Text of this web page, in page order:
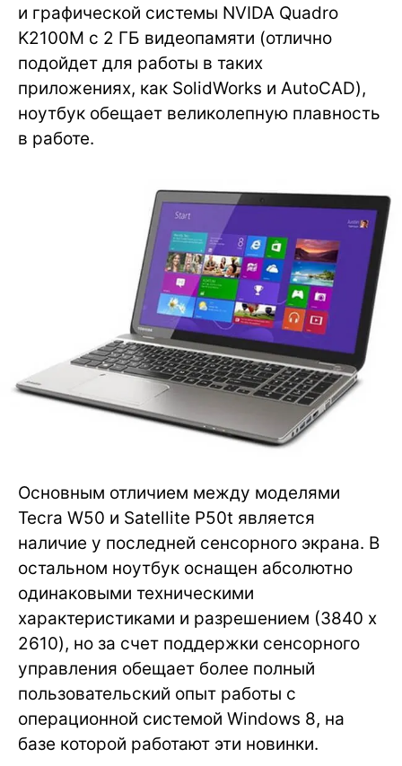
и графической системы NVIDA Quadro
K2100M с 2 ГБ видеопамяти (отлично
подойдет для работы в таких
приложениях, как SolidWorks и AutoCAD),
ноутбук обещает великолепную плавность
в работе.
Основным отличием между моделями
Tecra W50 и Satellite P50t является
наличие у последней сенсорного экрана. В
остальном ноутбук оснащен абсолютно
одинаковыми техническими
характеристиками и разрешением (3840 x
2610), но за счет поддержки сенсорного
управления обещает более полный
пользовательский опыт работы с
операционной системой Windows 8, на
базе которой работают эти новинки.